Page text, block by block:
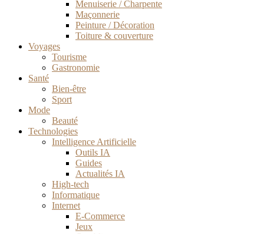
Menuiserie / Charpente
Maçonnerie
Peinture / Décoration
Toiture & couverture
Voyages
Tourisme
Gastronomie
Santé
Bien-être
Sport
Mode
Beauté
Technologies
Intelligence Artificielle
Outils IA
Guides
Actualités IA
High-tech
Informatique
Internet
E-Commerce
Jeux